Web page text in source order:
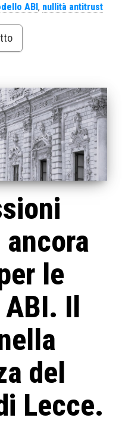
ABI, nullità antitrust
le
Il
del
Lecce.